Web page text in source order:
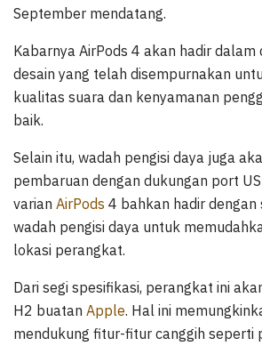
September mendatang.
Kabarnya AirPods 4 akan hadir dalam
desain yang telah disempurnakan
kualitas suara dan kenyamanan
baik.
Selain itu, wadah pengisi daya juga
pembaruan dengan dukungan port
varian AirPods 4 bahkan hadir
wadah pengisi daya untuk
lokasi perangkat.
Dari segi spesifikasi, perangkat ini
H2 buatan Apple. Hal ini
mendukung fitur-fitur canggih seperti